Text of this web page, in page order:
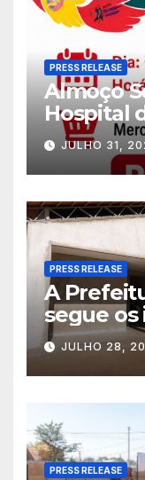
PRESS RELEASE
Almoço
Hospital
Jorge é
América
JULHO 31,
PRESS RELEASE
A
segue
JULHO 28,
PRESS RELEASE